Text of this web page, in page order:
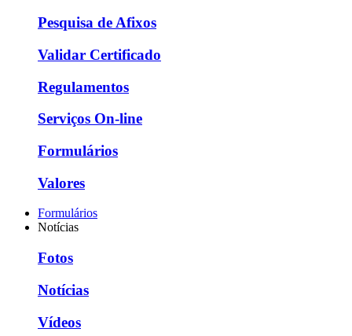
Pesquisa de Afixos
Validar Certificado
Regulamentos
Serviços On-line
Formulários
Valores
Formulários
Notícias
Fotos
Notícias
Vídeos